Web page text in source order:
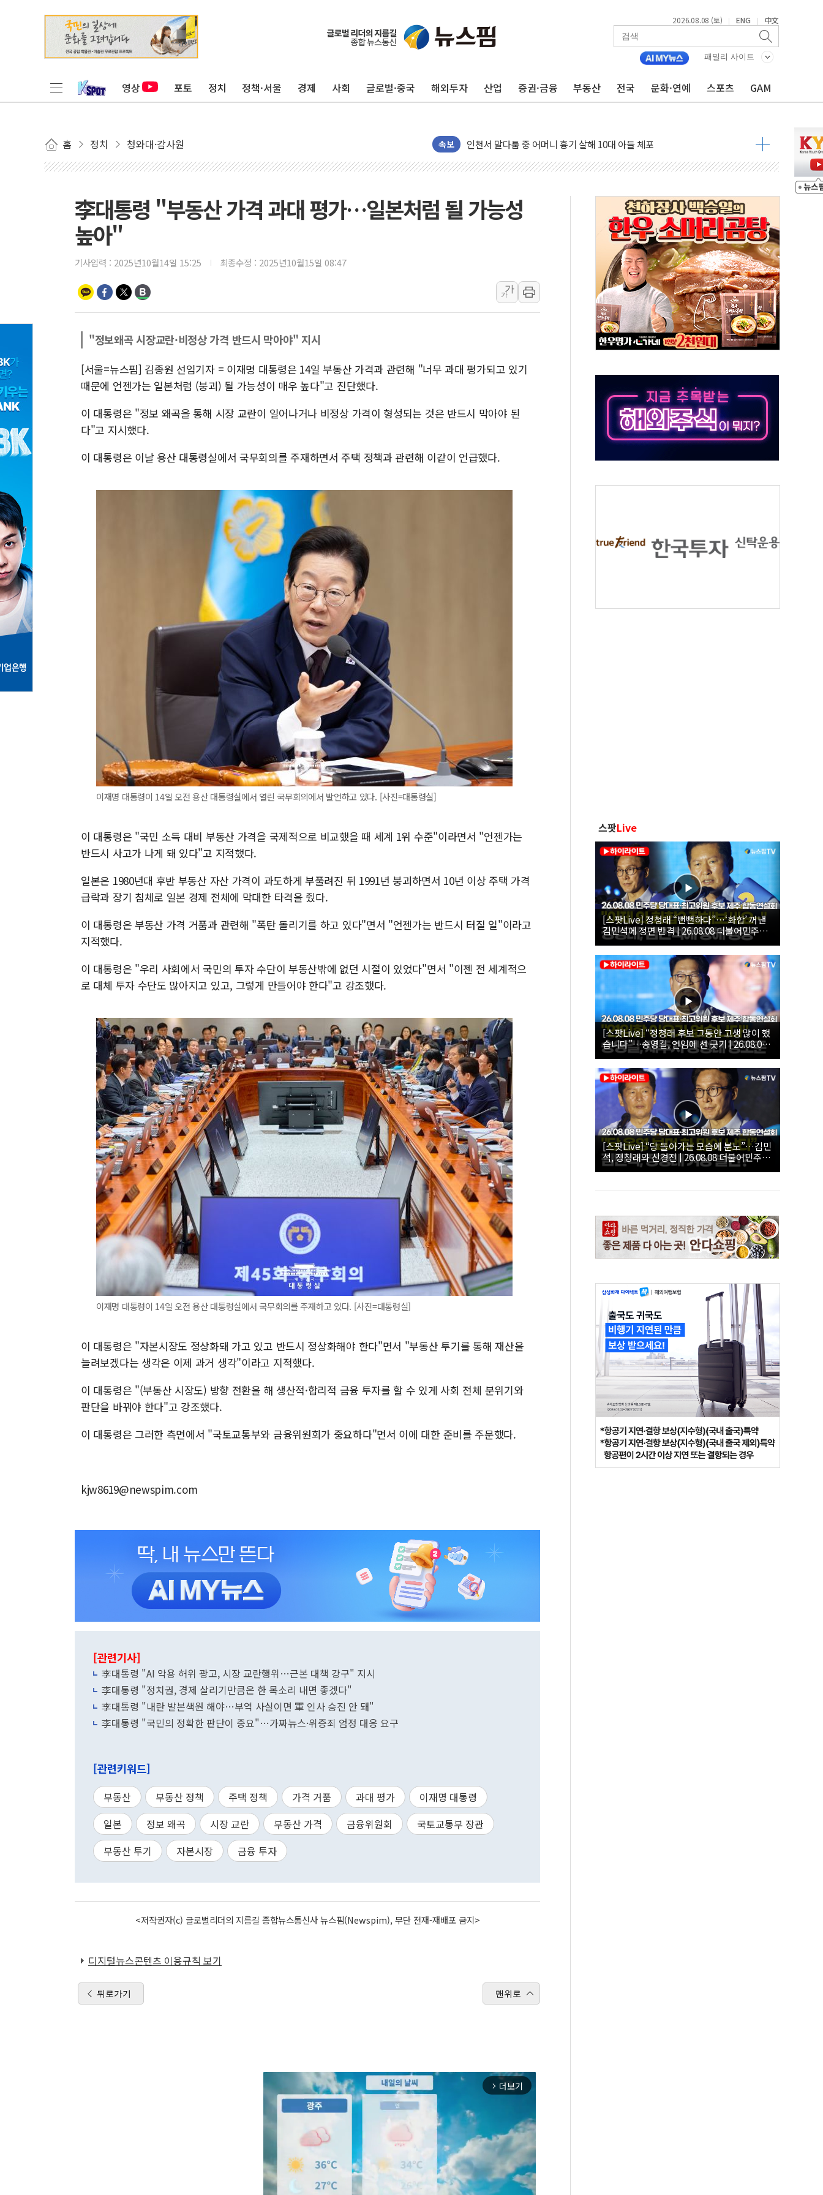
2026.08.08 (토) | ENG | 中文
패밀리 사이트
영상 포토 정치 정책·서울 경제 사회 글로벌·중국 해외투자 산업 증권·금융 부동산 전국 문화·연예 스포츠 GAM
홈 정치 청와대·감사원 속보
추미애, '위안부' 피해자 기림의 날 참석..."국제적 시민 연대로 목소리 내야"
'화합' 꺼낸 김민석에 '뻔뻔' 받아친 정청래…제주 연설서 신경전 고조
李대통령, ISA 개편 재검토 지시…與 "적극 환영"·野 "졸속 국정"
연일 폭염에 온열질환 사망 23명…정부, 비상대응기구 가동
中 전방위 아파트 부양, 수도 베이징도 부동산 규제 철폐
인제 용대리 계곡서 수위 상승으로 피서객 7명 고립…전원 구조
동해시, 11~14일 '별똥별 멍' 운영…페르세우스 유성우 관측
강원 중·남부 동해안 시간당 50mm 이상 폭우…호우경보 발효
청양 밭에서 일하던 90대 숨져…온열질환 여부 조사
폭염에 車 운전면허 기능시험 오전 집중 편성…체감온도 38도 넘으면 중단
李대통령, 'ISA·주가누르기 방지법' 전면 재검토 지시
'호우 특보' 경북 울진 시간당 20~30mm 강한 비...가뭄 해소될 듯
주말 무더위·열대야 지속…내륙 곳곳 소나기
오세훈 "용산공원 주택 검토, 민주당 스스로 원칙 뒤집는 것"
충북 주말 무더위 지속…청주·진천 35도, 곳곳 소나기
10월 보완수사권 폐지·공소청 출범…피해자들 '범죄 사각지대' 우려
한상협, 업계 개인정보 보안 새판 짠다…'자율규제단체' 타진
李대통령 "부동산 가격 과대 평가…일본처럼 될 가능성
높아"
기사입력 : 2025년10월14일 15:25 최종수정 : 2025년10월15일 08:47
가
가
"정보왜곡 시장교란·비정상 가격 반드시 막아야" 지시
[서울=뉴스핌] 김종원 선임기자 = 이재명 대통령은 14일 부동산 가격과 관련해 "너무 과대 평가되고 있기
때문에 언젠가는 일본처럼 (붕괴) 될 가능성이 매우 높다"고 진단했다.
이 대통령은 "정보 왜곡을 통해 시장 교란이 일어나거나 비정상 가격이 형성되는 것은 반드시 막아야 된
다"고 지시했다.
이 대통령은 이날 용산 대통령실에서 국무회의를 주재하면서 주택 정책과 관련해 이같이 언급했다.
이재명 대통령이 14일 오전 용산 대통령실에서 열린 국무회의에서 발언하고 있다. [사진=대통령실]
이 대통령은 "국민 소득 대비 부동산 가격을 국제적으로 비교했을 때 세계 1위 수준"이라면서 "언젠가는
반드시 사고가 나게 돼 있다"고 지적했다.
일본은 1980년대 후반 부동산 자산 가격이 과도하게 부풀려진 뒤 1991년 붕괴하면서 10년 이상 주택 가격
급락과 장기 침체로 일본 경제 전체에 막대한 타격을 줬다.
이 대통령은 부동산 가격 거품과 관련해 "폭탄 돌리기를 하고 있다"면서 "언젠가는 반드시 터질 일"이라고
지적했다.
이 대통령은 "우리 사회에서 국민의 투자 수단이 부동산밖에 없던 시절이 있었다"면서 "이젠 전 세계적으
로 대체 투자 수단도 많아지고 있고, 그렇게 만들어야 한다"고 강조했다.
이재명 대통령이 14일 오전 용산 대통령실에서 국무회의를 주재하고 있다. [사진=대통령실]
이 대통령은 "자본시장도 정상화돼 가고 있고 반드시 정상화해야 한다"면서 "부동산 투기를 통해 재산을
늘려보겠다는 생각은 이제 과거 생각"이라고 지적했다.
이 대통령은 "(부동산 시장도) 방향 전환을 해 생산적·합리적 금융 투자를 할 수 있게 사회 전체 분위기와
판단을 바꿔야 한다"고 강조했다.
이 대통령은 그러한 측면에서 "국토교통부와 금융위원회가 중요하다"면서 이에 대한 준비를 주문했다.
kjw8619@newspim.com
[관련기사]
李대통령 "AI 악용 허위 광고, 시장 교란행위…근본 대책 강구" 지시
李대통령 "정치권, 경제 살리기만큼은 한 목소리 내면 좋겠다"
李대통령 "내란 발본색원 해야…부역 사실이면 軍 인사 승진 안 돼"
李대통령 "국민의 정확한 판단이 중요"…가짜뉴스·위증죄 엄정 대응 요구
[관련키워드]
부동산 부동산 정책 주택 정책 가격 거품 과대 평가
이재명 대통령
일본
정보 왜곡 시장 교란 부동산 가격 금융위원회
국토교통부 장관
부동산 투기
자본시장 금융 투자
<저작권자(c) 글로벌리더의 지름길 종합뉴스통신사 뉴스핌(Newspim), 무단 전재-재배포 금지>
디지털뉴스콘텐츠 이용규칙 보기
뒤로가기 맨위로
arrow_forward_ios 더보기
스팟Live
[스팟Live] 정청래 “뻔뻔하다”…‘화합’ 꺼낸
김민석에 정면 반격 | 26.08.08 더불어민주당
당대표·최고위원 후보 제주 합동연설회
[스팟Live] “정청래 후보 그동안 고생 많이 했
습니다”…송영길, 연임에 선 긋기 | 26.08.08
더불어민주당 당대표·최고위원 후보 제주 합
동연설회
[스팟Live] “당 돌아가는 모습에 분노”…김민
석, 정청래와 신경전 | 26.08.08 더불어민주당
당대표·최고위원 후보 제주 합동연설회